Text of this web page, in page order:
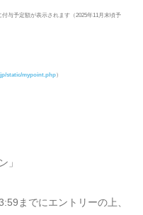
与予定額が表示されます（2025年11月末頃予
static/mypoint.php）
」
までにエントリーの上、